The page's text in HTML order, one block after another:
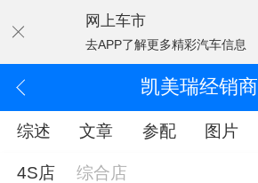
网上车市
去APP了解更多精彩汽车信息
凯美瑞经销商
综述 文章 参配 图片
4S店 综合店